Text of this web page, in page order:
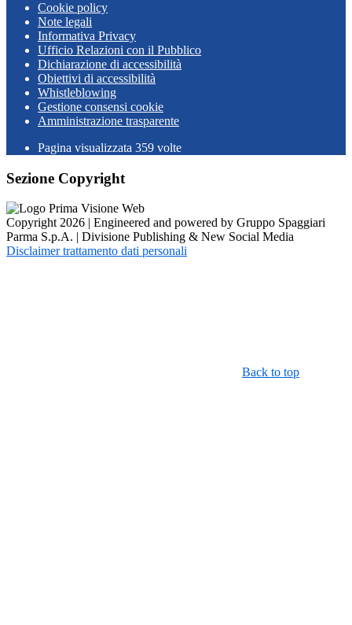
Cookie policy
Note legali
Informativa Privacy
Ufficio Relazioni con il Pubblico
Dichiarazione di accessibilità
Obiettivi di accessibilità
Whistleblowing
Gestione consensi cookie
Amministrazione trasparente
Pagina visualizzata 359 volte
Sezione Copyright
Copyright 2026 | Engineered and powered by Gruppo Spaggiari
Parma S.p.A. | Divisione Publishing & New Social Media
Disclaimer trattamento dati personali
Back to top